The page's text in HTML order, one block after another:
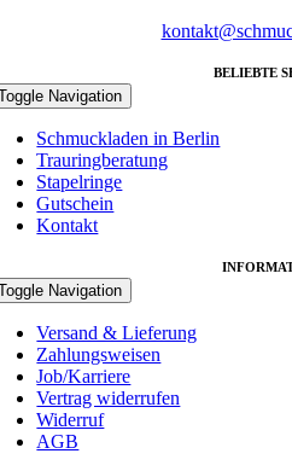
BELIEBTE
Navigation
Schmuckladen in Berlin
Trauringberatung
Stapelringe
Gutschein
Kontakt
Navigation
Versand & Lieferung
Zahlungsweisen
Job/Karriere
Vertrag widerrufen
Widerruf
AGB